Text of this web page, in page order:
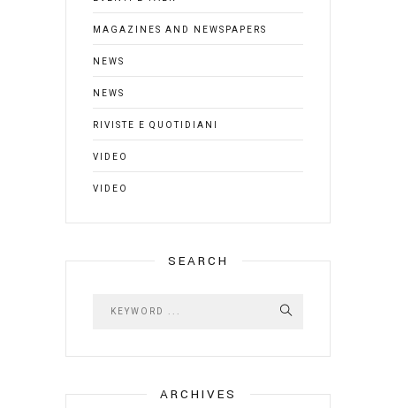
MAGAZINES AND NEWSPAPERS
NEWS
NEWS
RIVISTE E QUOTIDIANI
VIDEO
VIDEO
SEARCH
ARCHIVES